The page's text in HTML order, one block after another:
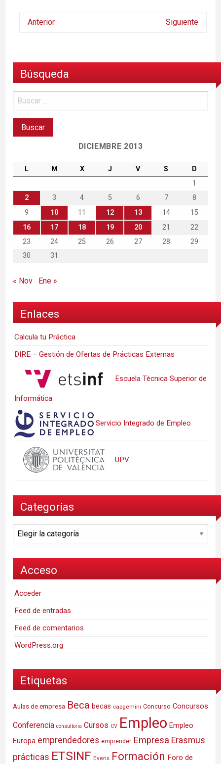
Anterior Siguiente
Búsqueda
DICIEMBRE 2013
L M X J V S
D
1
2
3 4 5 6 7
8
9
10 11 12 13 14
15
16
17 18 19 20 21
22
23
24 25 26 27 28
29
30
31
« Nov Ene »
Enlaces
Calcula tu Práctica
DIRE – Gestión de Ofertas de Prácticas Externas
Escuela Técnica Superior de
Informática
Servicio Integrado de Empleo
UPV
Categorías
Categorías
Acceso
Acceder
Feed de entradas
Feed de comentarios
WordPress.org
Etiquetas
Aulas de empresa Beca becas capgemini Concurso Concursos
Conferencia consultoria Cursos CV Empleo Empleo
Europa emprendedores emprender Empresa Erasmus
prácticas ETSINF Everis Formación Foro de